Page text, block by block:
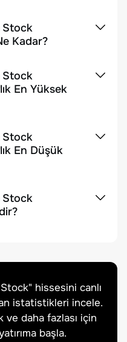
Stock
Kadar?
Stock
En Yüksek
Stock
En Düşük
Stock
" hissesini canlı
istatistikleri incele.
daha fazlası için
başla.